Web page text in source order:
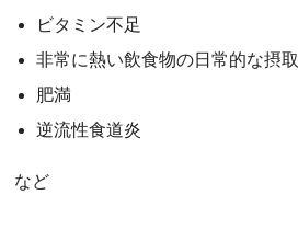
ビタミン不足
非常に熱い飲食物の日常的な摂取
肥満
逆流性食道炎
など